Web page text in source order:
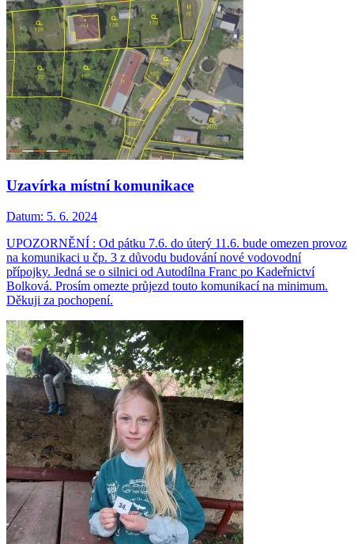
Uzavírka místní komunikace
Datum: 5. 6. 2024
UPOZORNĚNÍ : Od pátku 7.6. do úterý 11.6. bude omezen provoz
na komunikaci u čp. 3 z důvodu budování nové vodovodní
přípojky. Jedná se o silnici od Autodílna Franc po Kadeřnictví
Bolková. Prosím omezte průjezd touto komunikací na minimum.
Děkuji za pochopení.